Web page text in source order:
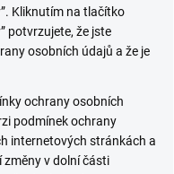
Kliknutím na tlačítko
potvrzujete, že jste
osobních údajů a že je
ochrany osobních
podmínek ochrany
internetových stránkách a
změny v dolní části